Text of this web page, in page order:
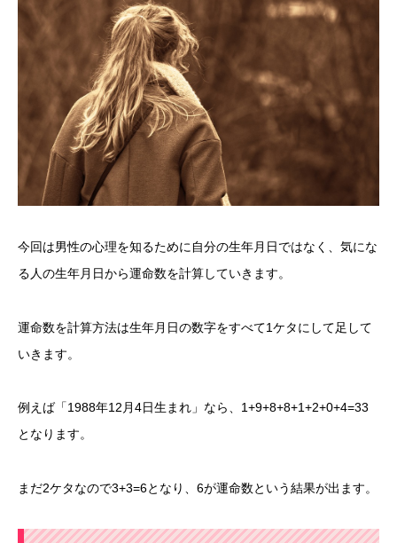
今回は男性の心理を知るために自分の生年月日ではなく、気にな
る人の生年月日から運命数を計算していきます。
運命数を計算方法は生年月日の数字をすべて1ケタにして足して
いきます。
例えば「1988年12月4日生まれ」なら、1+9+8+8+1+2+0+4=33
となります。
まだ2ケタなので3+3=6となり、6が運命数という結果が出ます。